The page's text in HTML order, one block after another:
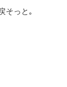
そっと｡